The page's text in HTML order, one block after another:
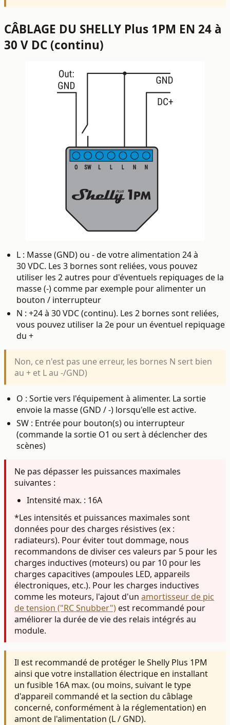
CÂBLAGE DU SHELLY Plus 1PM EN 24 à
30 V DC (continu)
L : Masse (GND) ou - de votre alimentation 24 à
30 VDC. Les 3 bornes sont reliées, vous pouvez
utiliser les 2 autres pour d'éventuels repiquages de la
masse (-) comme par exemple pour alimenter un
bouton / interrupteur
N : +24 à 30 VDC (continu). Les 2 bornes sont reliées,
vous pouvez utiliser la 2e pour un éventuel repiquage
du +
Non, ce n'est pas une erreur, les bornes N sert bien
au + et L au -/GND)
O : Sortie vers l'équipement à alimenter. La sortie
envoie la masse (GND / -) lorsqu'elle est active.
SW : Entrée pour bouton(s) ou interrupteur
(commande la sortie O1 ou sert à déclencher des
scènes)
Ne pas dépasser les puissances maximales
suivantes :
Intensité max. : 16A
*Les intensités et puissances maximales sont
données pour des charges résistives (ex :
radiateurs). Pour éviter tout dommage, nous
recommandons de diviser ces valeurs par 5 pour les
charges inductives (moteurs) ou par 10 pour les
charges capacitives (ampoules LED, appareils
électroniques, etc.). Pour les charges inductives
comme les moteurs, l'ajout d'un amortisseur de pic
de tension ("RC Snubber")est recommandé pour
améliorer la durée de vie des relais intégrés au
module.
Il est recommandé de protéger le Shelly Plus 1PM
ainsi que votre installation électrique en installant
un fusible 16A max. (ou moins, suivant le type
d'appareil commandé et la section du câblage
concerné, conformément à la réglementation) en
amont de l'alimentation (L / GND).